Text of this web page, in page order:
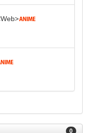
Web
0